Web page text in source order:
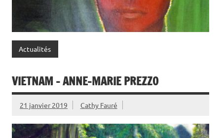
Actualités
VIETNAM – ANNE-MARIE PREZZO
21 janvier 2019 Cathy Fauré